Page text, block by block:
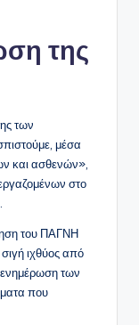
της
των
μέσα
και ασθενών»,
στο
του ΠΑΓΝΗ
ιχθύος από
των
που